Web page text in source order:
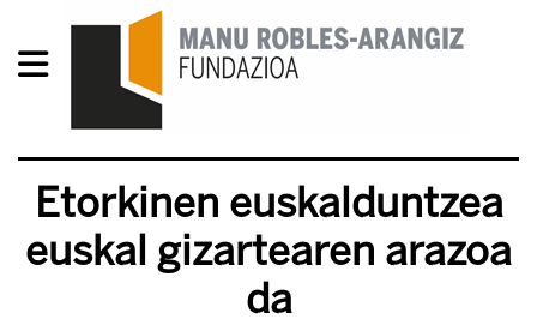
Etorkinen euskalduntzea
euskal gizartearen arazoa
da